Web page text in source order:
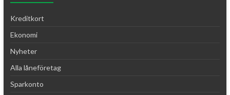
Kreditkort
Ekonomi
Nyheter
Alla låneföretag
Sparkonto